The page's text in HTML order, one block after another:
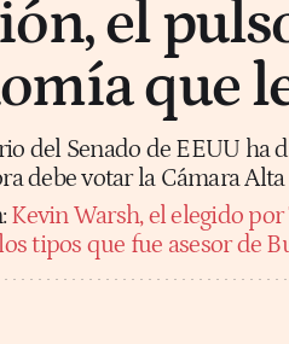
el
que
del Senado de EEUU ha
debe votar la Cámara
Kevin Warsh, el elegido
tipos que fue asesor de